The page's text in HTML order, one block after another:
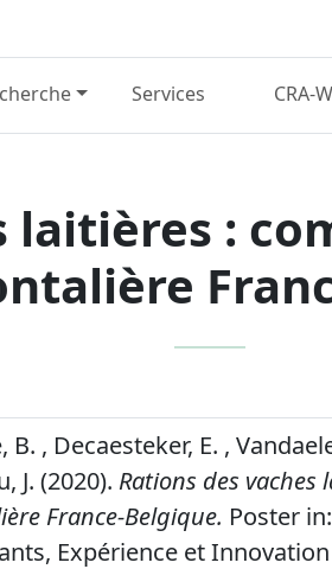
Services CRA-W
laitières :
B. , Decaesteker, E. ,
J. (2020). Rations des
France-Belgique. Poster
Expérience et